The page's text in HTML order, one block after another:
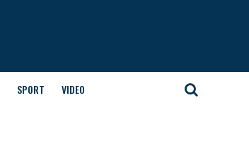
SPORT VIDEO